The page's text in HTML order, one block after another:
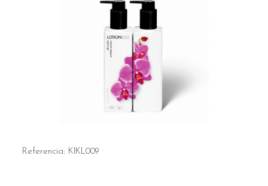
Referencia: KIKL009